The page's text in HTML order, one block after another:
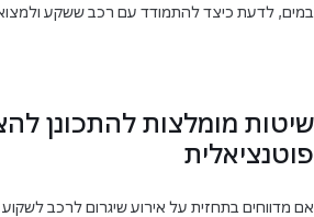
במים, לדעת כיצד להתמודד עם רכב ששקע
שיטות מומלצות להתכונן
פוטנציאלית
אם מדווחים בתחזית על אירוע שיגרום לרכב